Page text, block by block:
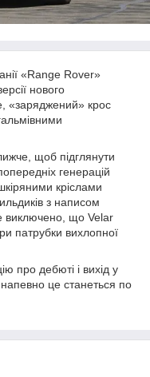
«Range Rover»
нового
«заряджений» крос
щоб підглянути
генерацій
кріслами
з написом
виключено, що Velar
патрубки вихлопної
про дебюті і вихід у
це станеться по